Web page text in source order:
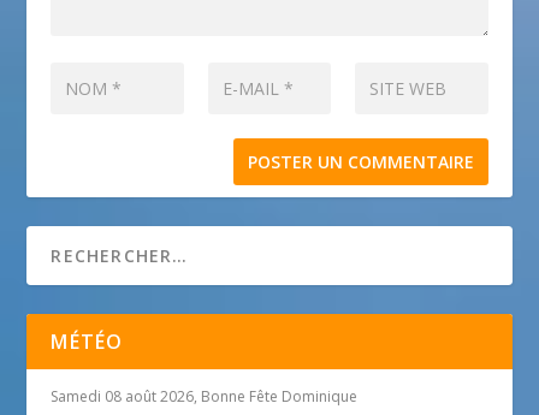
MÉTÉO
Samedi 08 août 2026, Bonne Fête Dominique